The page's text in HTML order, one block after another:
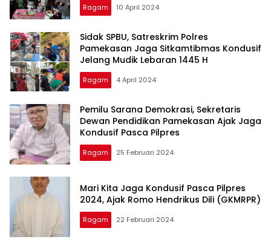
Ragam 10 April 2024
Sidak SPBU, Satreskrim Polres
Pamekasan Jaga Sitkamtibmas Kondusif
Jelang Mudik Lebaran 1445 H
Ragam 4 April 2024
Pemilu Sarana Demokrasi, Sekretaris
Dewan Pendidikan Pamekasan Ajak Jaga
Kondusif Pasca Pilpres
Ragam 25 Februari 2024
Mari Kita Jaga Kondusif Pasca Pilpres
2024, Ajak Romo Hendrikus Dili (GKMRPR)
Ragam 22 Februari 2024